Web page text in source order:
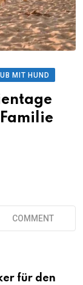
MIT HUND
COMMENT
für den